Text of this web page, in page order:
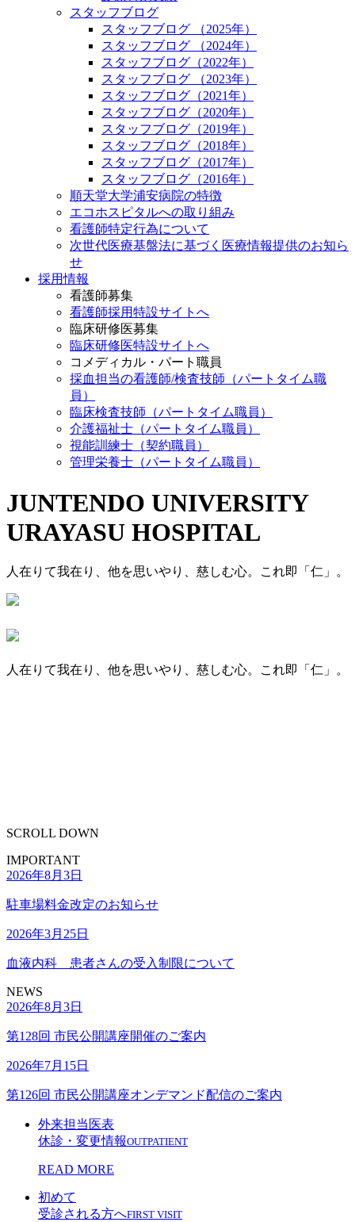
スタッフブログ
スタッフブログ （2025年）
スタッフブログ （2024年）
スタッフブログ（2022年）
スタッフブログ （2023年）
スタッフブログ（2021年）
スタッフブログ（2020年）
スタッフブログ（2019年）
スタッフブログ（2018年）
スタッフブログ（2017年）
スタッフブログ（2016年）
順天堂大学浦安病院の特徴
エコホスピタルへの取り組み
看護師特定行為について
次世代医療基盤法に基づく医療情報提供のお知ら
せ
採用情報
看護師募集
看護師採用特設サイトへ
臨床研修医募集
臨床研修医特設サイトへ
コメディカル・パート職員
採血担当の看護師/検査技師（パートタイム職
員）
臨床検査技師（パートタイム職員）
介護福祉士（パートタイム職員）
視能訓練士（契約職員）
管理栄養士（パートタイム職員）
JUNTENDO UNIVERSITY
URAYASU HOSPITAL
人在りて我在り、他を思いやり、慈しむ心。これ即「仁」。
人在りて我在り、他を思いやり、慈しむ心。これ即「仁」。
SCROLL DOWN
IMPORTANT
2026年8月3日
駐車場料金改定のお知らせ
2026年3月25日
血液内科 患者さんの受入制限について
NEWS
2026年8月3日
第128回 市民公開講座開催のご案内
2026年7月15日
第126回 市民公開講座オンデマンド配信のご案内
外来担当医表
休診・変更情報OUTPATIENT
READ MORE
初めて
受診される方へFIRST VISIT